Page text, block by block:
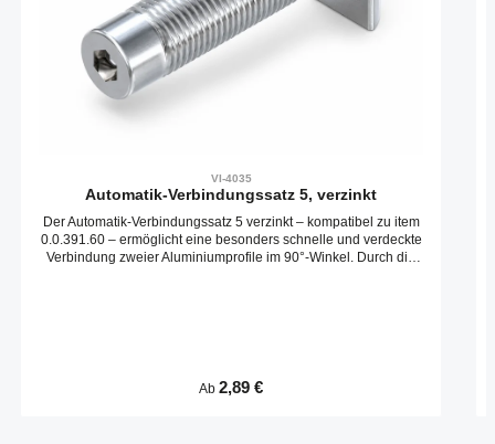
VI-4035
Automatik-Verbindungssatz 5, verzinkt
Der Automatik-Verbindungssatz 5 verzinkt – kompatibel zu item
0.0.391.60 – ermöglicht eine besonders schnelle und verdeckte
Verbindung zweier Aluminiumprofile im 90°-Winkel. Durch die
Dieser Verbindungssatz ist die perfekte Lösung für stabile,
unsichtbare Verbindungen bei kleinen Profilquerschnitten –
Regulärer Preis:
Ab 2,89 €